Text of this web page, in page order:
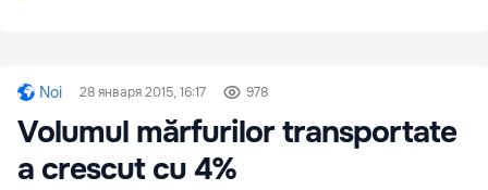
Noi 28 января 2015, 16:17 978
Volumul mărfurilor transportate
a crescut cu 4%